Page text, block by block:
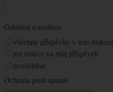
Odebírat e-mailem
všechny příspěvky v této diskuzi
jen reakce na můj příspěvek
neodebírat
Ochrana proti spamu